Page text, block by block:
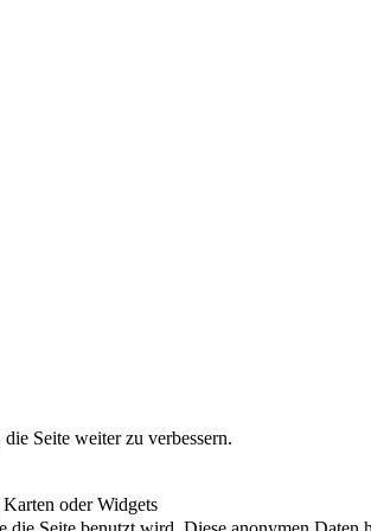
Seite weiter zu verbessern.
oder Widgets